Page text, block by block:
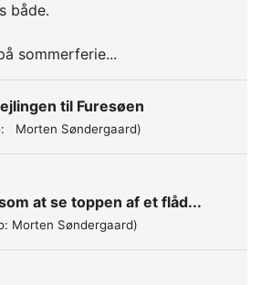
både.
sommerferie...
til Furesøen
Morten Søndergaard)
at se toppen af et flåd...
Morten Søndergaard)